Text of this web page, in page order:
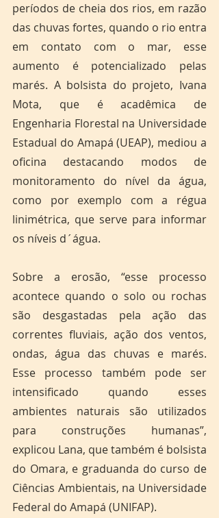
períodos de cheia dos rios, em razão
das chuvas fortes, quando o rio entra
em contato com o mar, esse
aumento é potencializado pelas
marés. A bolsista do projeto, Ivana
Mota, que é acadêmica de
Engenharia Florestal na Universidade
Estadual do Amapá (UEAP), mediou a
oficina destacando modos de
monitoramento do nível da água,
como por exemplo com a régua
linimétrica, que serve para informar
os níveis d´água.
Sobre a erosão, “esse processo
acontece quando o solo ou rochas
são desgastadas pela ação das
correntes fluviais, ação dos ventos,
ondas, água das chuvas e marés.
Esse processo também pode ser
intensificado quando esses
ambientes naturais são utilizados
para construções humanas”,
explicou Lana, que também é bolsista
do Omara, e graduanda do curso de
Ciências Ambientais, na Universidade
Federal do Amapá (UNIFAP).